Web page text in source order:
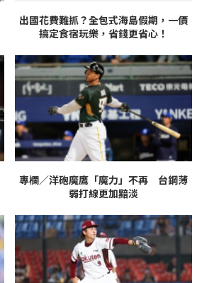
出國花費難抓？全包式海島假期，一價
搞定食宿玩樂，省錢更省心！
專欄／洋砲魔鷹「魔力」不再 台鋼薄
弱打線更加黯淡